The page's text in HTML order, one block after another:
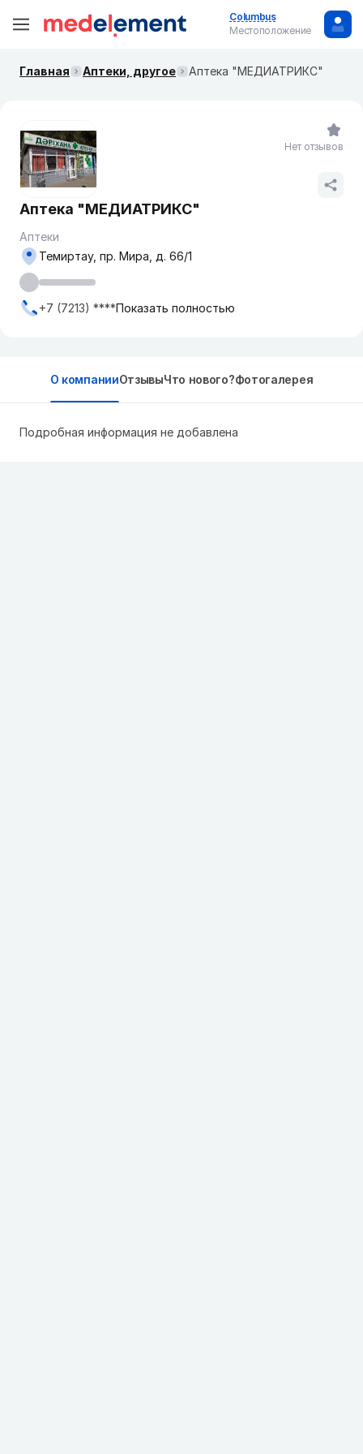
Columbus
Местоположение
Главная Аптеки, другое Аптека "МЕДИАТРИКС"
Аптека "МЕДИАТРИКС"
Аптеки
Темиртау, пр. Мира, д. 66/1
+7 (7213) ****Показать полностью
Нет отзывов
О компанииОтзывыЧто нового?Фотогалерея
Подробная информация не добавлена